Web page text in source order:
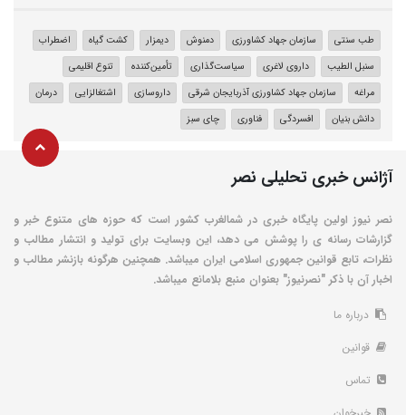
طب سنتی سازمان جهاد کشاورزی دمنوش دیمزار کشت گیاه
اضطراب
سنبل الطیب
داروی لاغری سیاست‌گذاری تأمین‌کننده
تنوع اقلیمی
مراغه
سازمان جهاد کشاورزی آذربایجان شرقی داروسازی اشتغالزایی
درمان
دانش بنیان
افسردگی فناوری چای سبز
آژانس خبری تحلیلی نصر
نصر نیوز اولین پایگاه خبری در شمالغرب کشور است که حوزه های متنوع خبر و
گزارشات رسانه ی را پوشش می دهد، این وبسایت برای تولید و انتشار مطالب و
نظرات، تابع قوانین جمهوری اسلامی ایران میباشد. همچنین هرگونه بازنشر مطالب و
اخبار آن با ذکر "نصرنیوز" بعنوان منبع بلامانع میباشد.
درباره ما
قوانین
تماس